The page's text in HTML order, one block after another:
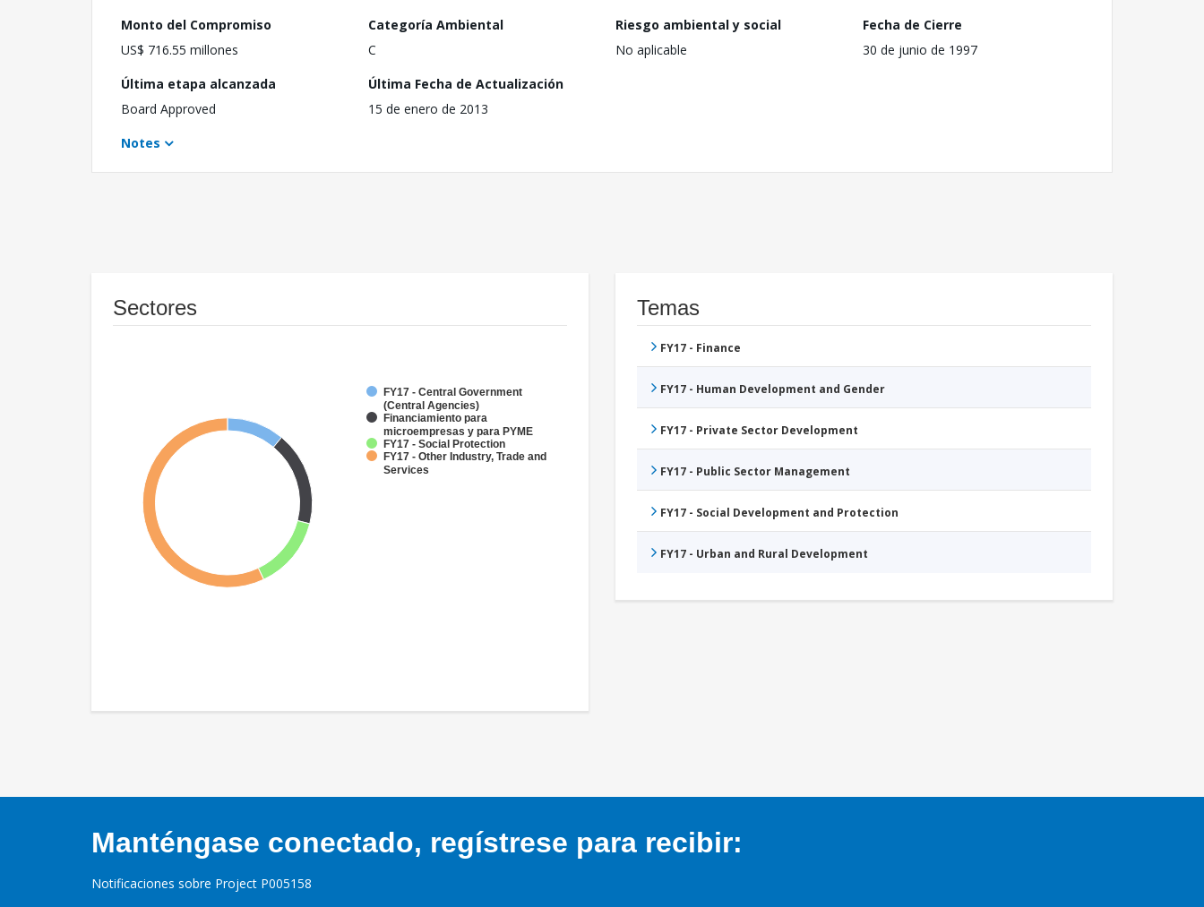
Monto del Compromiso
US$ 716.55 millones
Categoría Ambiental
C
Riesgo ambiental y social
No aplicable
Fecha de Cierre
30 de junio de 1997
Última etapa alcanzada
Board Approved
Última Fecha de Actualización
15 de enero de 2013
Notes
Sectores
FY17 - Central Government
(Central Agencies)
Financiamiento para
microempresas y para PYME
FY17 - Social Protection
FY17 - Other Industry, Trade and
Services
Temas
FY17 - Finance
FY17 - Human Development and Gender
FY17 - Private Sector Development
FY17 - Public Sector Management
FY17 - Social Development and Protection
FY17 - Urban and Rural Development
Manténgase conectado, regístrese para recibir:
Notificaciones sobre Project P005158